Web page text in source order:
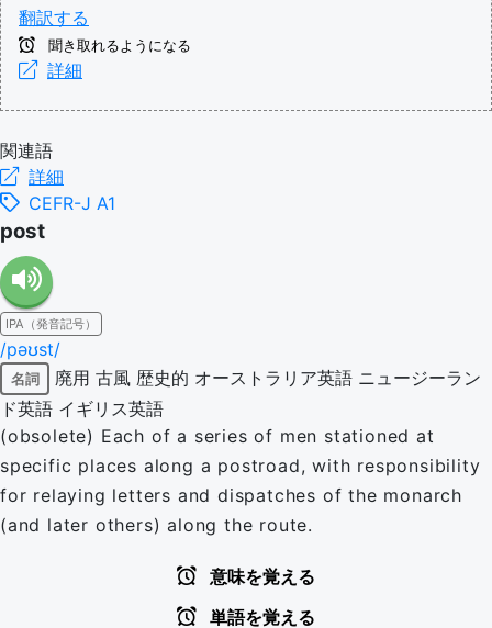
翻訳する
聞き取れるようになる
詳細
関連語
詳細
CEFR-J A1
post
IPA（発音記号）
/pəʊst/
名詞 廃用 古風 歴史的 オーストラリア英語 ニュージーラン
ド英語 イギリス英語
(obsolete) Each of a series of men stationed at
specific places along a postroad, with responsibility
for relaying letters and dispatches of the monarch
(and later others) along the route.
意味を覚える
単語を覚える